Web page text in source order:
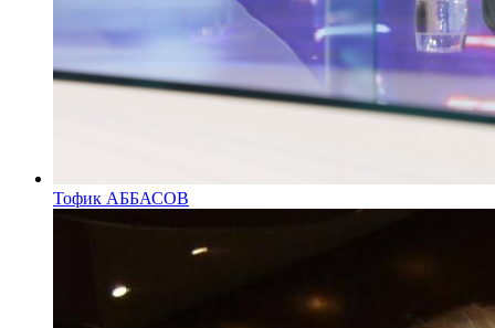
Тофик АББАСОВ